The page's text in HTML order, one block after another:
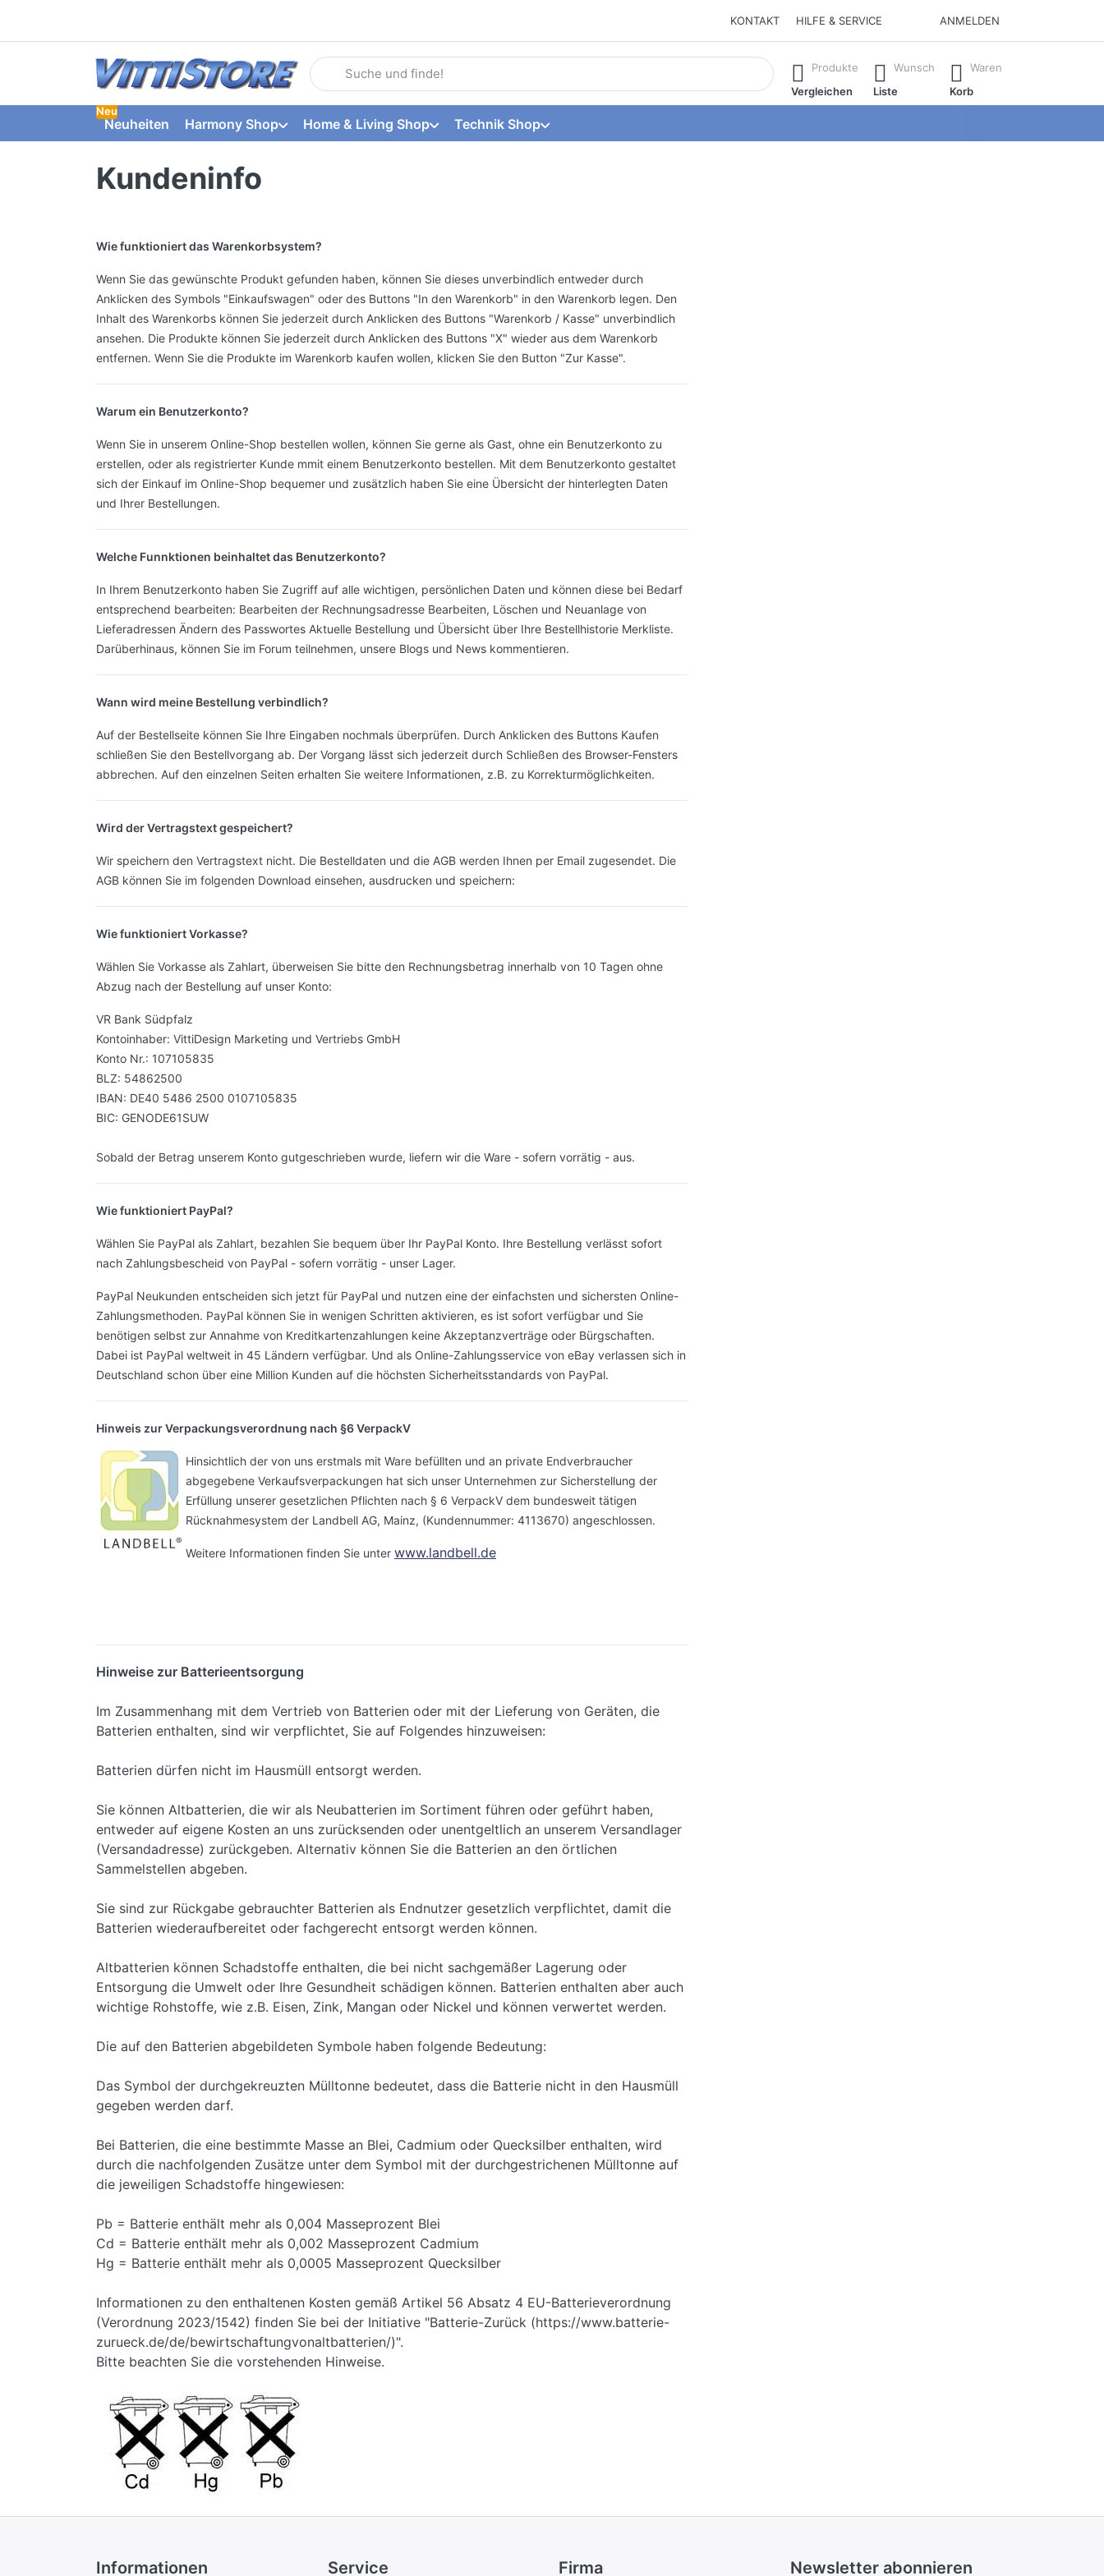
KONTAKT HILFE & SERVICE ANMELDEN
Geben Sie einen Suchbegriff ein. Während Sie tippen, erscheinen automatisch erste Ergebnisse. Drücken Sie die Eingabetaste, um alle
Produkte
Vergleichen
Wunsch
Liste
Waren
Korb
Neuheiten
Neu
Harmony Shop Home & Living Shop Technik Shop
Kundeninfo
Wie funktioniert das Warenkorbsystem?
Wenn Sie das gewünschte Produkt gefunden haben, können Sie dieses unverbindlich entweder durch
Anklicken des Symbols "Einkaufswagen" oder des Buttons "In den Warenkorb" in den Warenkorb legen. Den
Inhalt des Warenkorbs können Sie jederzeit durch Anklicken des Buttons "Warenkorb / Kasse" unverbindlich
ansehen. Die Produkte können Sie jederzeit durch Anklicken des Buttons "X" wieder aus dem Warenkorb
entfernen. Wenn Sie die Produkte im Warenkorb kaufen wollen, klicken Sie den Button "Zur Kasse".
Warum ein Benutzerkonto?
Wenn Sie in unserem Online-Shop bestellen wollen, können Sie gerne als Gast, ohne ein Benutzerkonto zu
erstellen, oder als registrierter Kunde mmit einem Benutzerkonto bestellen. Mit dem Benutzerkonto gestaltet
sich der Einkauf im Online-Shop bequemer und zusätzlich haben Sie eine Übersicht der hinterlegten Daten
und Ihrer Bestellungen.
Welche Funnktionen beinhaltet das Benutzerkonto?
In Ihrem Benutzerkonto haben Sie Zugriff auf alle wichtigen, persönlichen Daten und können diese bei Bedarf
entsprechend bearbeiten: Bearbeiten der Rechnungsadresse Bearbeiten, Löschen und Neuanlage von
Lieferadressen Ändern des Passwortes Aktuelle Bestellung und Übersicht über Ihre Bestellhistorie Merkliste.
Darüberhinaus, können Sie im Forum teilnehmen, unsere Blogs und News kommentieren.
Wann wird meine Bestellung verbindlich?
Auf der Bestellseite können Sie Ihre Eingaben nochmals überprüfen. Durch Anklicken des Buttons Kaufen
schließen Sie den Bestellvorgang ab. Der Vorgang lässt sich jederzeit durch Schließen des Browser-Fensters
abbrechen. Auf den einzelnen Seiten erhalten Sie weitere Informationen, z.B. zu Korrekturmöglichkeiten.
Wird der Vertragstext gespeichert?
Wir speichern den Vertragstext nicht. Die Bestelldaten und die AGB werden Ihnen per Email zugesendet. Die
AGB können Sie im folgenden Download einsehen, ausdrucken und speichern:
Wie funktioniert Vorkasse?
Wählen Sie Vorkasse als Zahlart, überweisen Sie bitte den Rechnungsbetrag innerhalb von 10 Tagen ohne
Abzug nach der Bestellung auf unser Konto:
VR Bank Südpfalz
Kontoinhaber: VittiDesign Marketing und Vertriebs GmbH
Konto Nr.: 107105835
BLZ: 54862500
IBAN: DE40 5486 2500 0107105835
BIC: GENODE61SUW
Sobald der Betrag unserem Konto gutgeschrieben wurde, liefern wir die Ware - sofern vorrätig - aus.
Wie funktioniert PayPal?
Wählen Sie PayPal als Zahlart, bezahlen Sie bequem über Ihr PayPal Konto. Ihre Bestellung verlässt sofort
nach Zahlungsbescheid von PayPal - sofern vorrätig - unser Lager.
PayPal Neukunden entscheiden sich jetzt für PayPal und nutzen eine der einfachsten und sichersten Online-
Zahlungsmethoden. PayPal können Sie in wenigen Schritten aktivieren, es ist sofort verfügbar und Sie
benötigen selbst zur Annahme von Kreditkartenzahlungen keine Akzeptanzverträge oder Bürgschaften.
Dabei ist PayPal weltweit in 45 Ländern verfügbar. Und als Online-Zahlungsservice von eBay verlassen sich in
Deutschland schon über eine Million Kunden auf die höchsten Sicherheitsstandards von PayPal.
Hinweis zur Verpackungsverordnung nach §6 VerpackV
Hinsichtlich der von uns erstmals mit Ware befüllten und an private Endverbraucher
abgegebene Verkaufsverpackungen hat sich unser Unternehmen zur Sicherstellung der
Erfüllung unserer gesetzlichen Pflichten nach § 6 VerpackV dem bundesweit tätigen
Rücknahmesystem der Landbell AG, Mainz, (Kundennummer: 4113670) angeschlossen.
Weitere Informationen finden Sie unter www.landbell.de
Hinweise zur Batterieentsorgung
Im Zusammenhang mit dem Vertrieb von Batterien oder mit der Lieferung von Geräten, die
Batterien enthalten, sind wir verpflichtet, Sie auf Folgendes hinzuweisen:
Batterien dürfen nicht im Hausmüll entsorgt werden.
Sie können Altbatterien, die wir als Neubatterien im Sortiment führen oder geführt haben,
entweder auf eigene Kosten an uns zurücksenden oder unentgeltlich an unserem Versandlager
(Versandadresse) zurückgeben. Alternativ können Sie die Batterien an den örtlichen
Sammelstellen abgeben.
Sie sind zur Rückgabe gebrauchter Batterien als Endnutzer gesetzlich verpflichtet, damit die
Batterien wiederaufbereitet oder fachgerecht entsorgt werden können.
Altbatterien können Schadstoffe enthalten, die bei nicht sachgemäßer Lagerung oder
Entsorgung die Umwelt oder Ihre Gesundheit schädigen können. Batterien enthalten aber auch
wichtige Rohstoffe, wie z.B. Eisen, Zink, Mangan oder Nickel und können verwertet werden.
Die auf den Batterien abgebildeten Symbole haben folgende Bedeutung:
Das Symbol der durchgekreuzten Mülltonne bedeutet, dass die Batterie nicht in den Hausmüll
gegeben werden darf.
Bei Batterien, die eine bestimmte Masse an Blei, Cadmium oder Quecksilber enthalten, wird
durch die nachfolgenden Zusätze unter dem Symbol mit der durchgestrichenen Mülltonne auf
die jeweiligen Schadstoffe hingewiesen:
Pb = Batterie enthält mehr als 0,004 Masseprozent Blei
Cd = Batterie enthält mehr als 0,002 Masseprozent Cadmium
Hg = Batterie enthält mehr als 0,0005 Masseprozent Quecksilber
Informationen zu den enthaltenen Kosten gemäß Artikel 56 Absatz 4 EU-Batterieverordnung
(Verordnung 2023/1542) finden Sie bei der Initiative "Batterie-Zurück (https://www.batterie-
zurueck.de/de/bewirtschaftungvonaltbatterien/)".
Bitte beachten Sie die vorstehenden Hinweise.
Informationen Service Firma Newsletter abonnieren